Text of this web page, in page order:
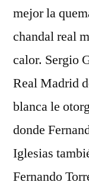
mejor la
chandal real
calor. Sergio
Real Madrid
blanca le
donde
Iglesias
Fernando